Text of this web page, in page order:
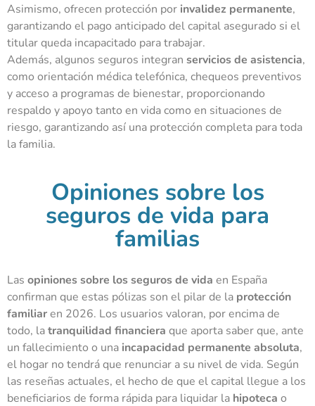
Asimismo, ofrecen protección por invalidez permanente,
garantizando el pago anticipado del capital asegurado si el
titular queda incapacitado para trabajar.
Además, algunos seguros integran servicios de asistencia,
como orientación médica telefónica, chequeos preventivos
y acceso a programas de bienestar, proporcionando
respaldo y apoyo tanto en vida como en situaciones de
riesgo, garantizando así una protección completa para toda
la familia.
Opiniones sobre los
seguros de vida para
familias
Las opiniones sobre los seguros de vida en España
confirman que estas pólizas son el pilar de la protección
familiaren 2026. Los usuarios valoran, por encima de
todo, latranquilidad financiera que aporta saber que, ante
un fallecimiento o una incapacidad permanente absoluta,
el hogar no tendrá que renunciar a su nivel de vida. Según
las reseñas actuales, el hecho de que el capital llegue a los
beneficiarios de forma rápida para liquidar la hipoteca o